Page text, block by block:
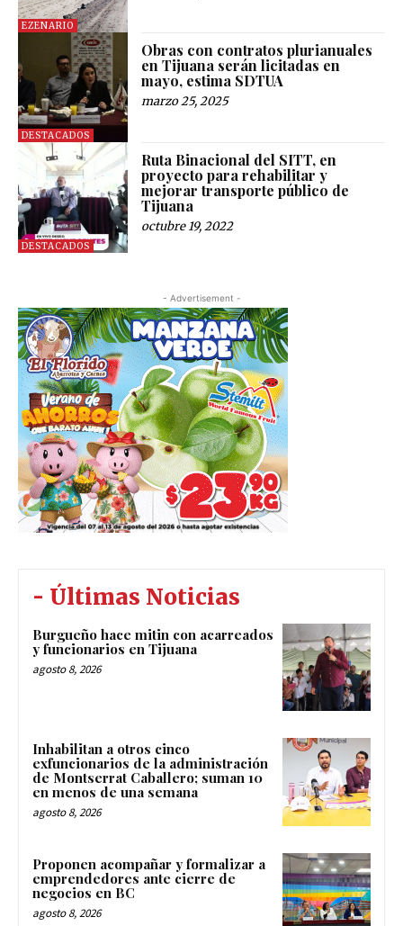
EZENARIO
DESTACADOS
Obras con contratos plurianuales
en Tijuana serán licitadas en
mayo, estima SDTUA
marzo 25, 2025
DESTACADOS
Ruta Binacional del SITT, en
proyecto para rehabilitar y
mejorar transporte público de
Tijuana
octubre 19, 2022
- Advertisement -
- Últimas Noticias
Burgueño hace mitin con acarreados
y funcionarios en Tijuana
agosto 8, 2026
Inhabilitan a otros cinco
exfuncionarios de la administración
de Montserrat Caballero; suman 10
en menos de una semana
agosto 8, 2026
Proponen acompañar y formalizar a
emprendedores ante cierre de
negocios en BC
agosto 8, 2026